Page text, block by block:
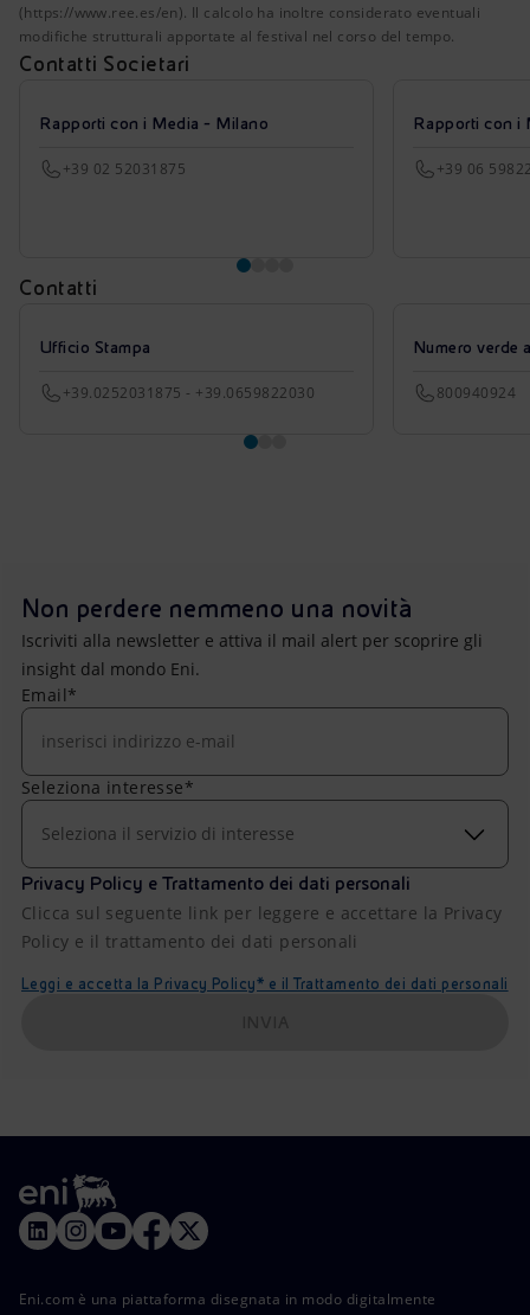
(https://www.ree.es/en). Il calcolo ha inoltre considerato eventuali
modifiche strutturali apportate al festival nel corso del tempo.
Contatti Societari
Rapporti con i Media - Milano
+39 02 52031875
Rapporti con i
+39 06
Contatti
Ufficio Stampa
+39.0252031875 - +39.0659822030
Numero verde
800940924
Non perdere nemmeno una novità
Iscriviti alla newsletter e attiva il mail alert per scoprire gli
insight dal mondo Eni.
Email*
Seleziona interesse*
Seleziona il servizio di interesse
Privacy Policy e Trattamento dei dati personali
Clicca sul seguente link per leggere e accettare la Privacy
Policy e il trattamento dei dati personali
Leggi e accetta la Privacy Policy* e il Trattamento dei dati personali
Eni.com è una piattaforma disegnata in modo digitalmente